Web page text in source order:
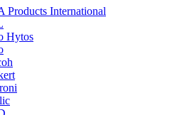
Products International
Hytos